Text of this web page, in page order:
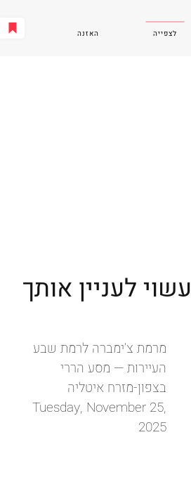
האזנה לצפייה
מרמת צ’ימברה לרמת שבע
העיירות — מסע הררי
בצפון-מזרח איטליה
Tuesday, November 25,
2025
עשוי לעניין אותך